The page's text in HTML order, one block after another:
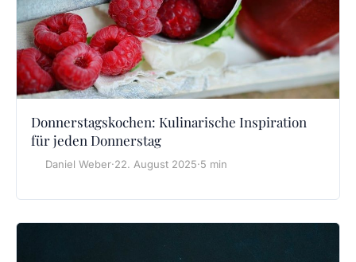
Donnerstagskochen: Kulinarische Inspiration
für jeden Donnerstag
Daniel Weber·22. August 2025·5 min